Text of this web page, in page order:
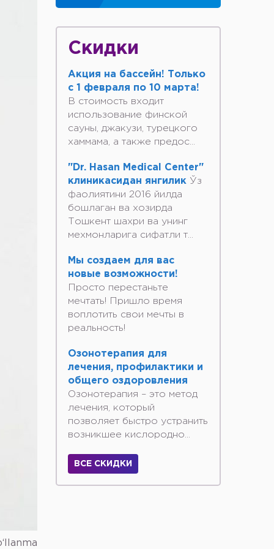
Скидки
Акция на бассейн! Только
с 1 февраля по 10 марта!
В стоимость входит
использование финской
сауны, джакузи, турецкого
хаммама, а также предос...
"Dr. Hasan Medical Center"
клиникасидан янгилик Ўз
фаолиятини 2016 йилда
бошлаган ва хозирда
Тошкент шахри ва унинг
мехмонларига сифатли т...
Мы создаем для вас
новые возможности!
Просто перестаньте
мечтать! Пришло время
воплотить свои мечты в
реальность!
Озонотерапия для
лечения, профилактики и
общего оздоровления
Озонотерапия – это метод
лечения, который
позволяет быстро устранить
возникшее кислородно...
ВСЕ СКИДКИ